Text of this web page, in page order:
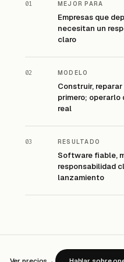
01 MEJOR PARA
Empresas que
necesitan un
claro
02 MODELO
Construir,
primero;
real
03 RESULTADO
Software fiable,
responsabilidad
lanzamiento